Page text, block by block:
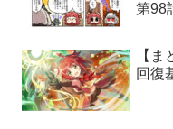
第98
【
回復